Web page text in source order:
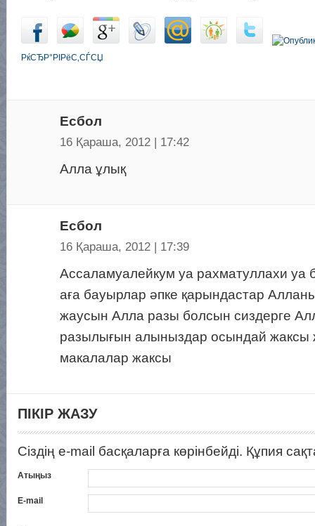
РќСЂР°РІРёС‚СЃСЏ
Есбол
16 Қараша, 2012 | 17:42
Алла ұлық
Есбол
16 Қараша, 2012 | 17:39
Ассаламуалейкум уа рахматуллахи уа
аға бауырлар әпке қарындастар
жаусын Алла разы болсын сиздерге
разылығын алыныздар осындай жаксы
макалалар жаксы
ПІКІР ЖАЗУ
Сіздің e-mail басқаларға көрінбейді. Құпия
Атыңыз
E-mail